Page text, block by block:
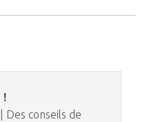
!
Des conseils de